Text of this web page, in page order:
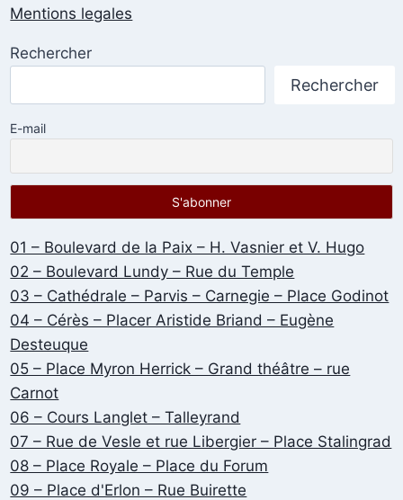
Mentions legales
Rechercher
Rechercher
E-mail
01 – Boulevard de la Paix – H. Vasnier et V. Hugo
02 – Boulevard Lundy – Rue du Temple
03 – Cathédrale – Parvis – Carnegie – Place Godinot
04 – Cérès – Placer Aristide Briand – Eugène
Desteuque
05 – Place Myron Herrick – Grand théâtre – rue
Carnot
06 – Cours Langlet – Talleyrand
07 – Rue de Vesle et rue Libergier – Place Stalingrad
08 – Place Royale – Place du Forum
09 – Place d'Erlon – Rue Buirette